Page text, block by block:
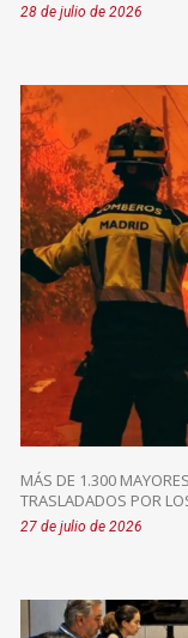
28 de julio de 2026
MÁS DE 1.300
TRASLADADOS POR
27 de julio de 2026